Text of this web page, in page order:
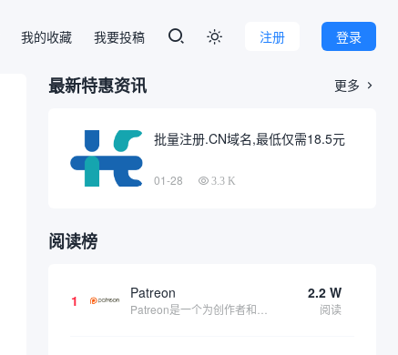
登录
注册

我的收藏 我要投稿
最新特惠资讯 更多 
批量注册.CN域名,最低仅需18.5元
01-28 3.3 K
阅读榜
1 Patreon 2.2 W
阅读